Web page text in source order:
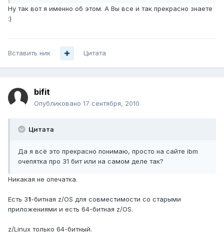
Ну так вот я именно об этом. А Вы все и так прекрасно знаете
:)
Вставить ник Цитата
bifit
Опубликовано 17 сентября, 2010
Цитата
Да я всё это прекрасно понимаю, просто на сайте ibm
очепятка про 31 бит или на самом деле так?
Никакая не опечатка.
Есть 31-битная z/OS для совместимости со старыми
приложениями и есть 64-битная z/OS.
z/Linux только 64-битный.